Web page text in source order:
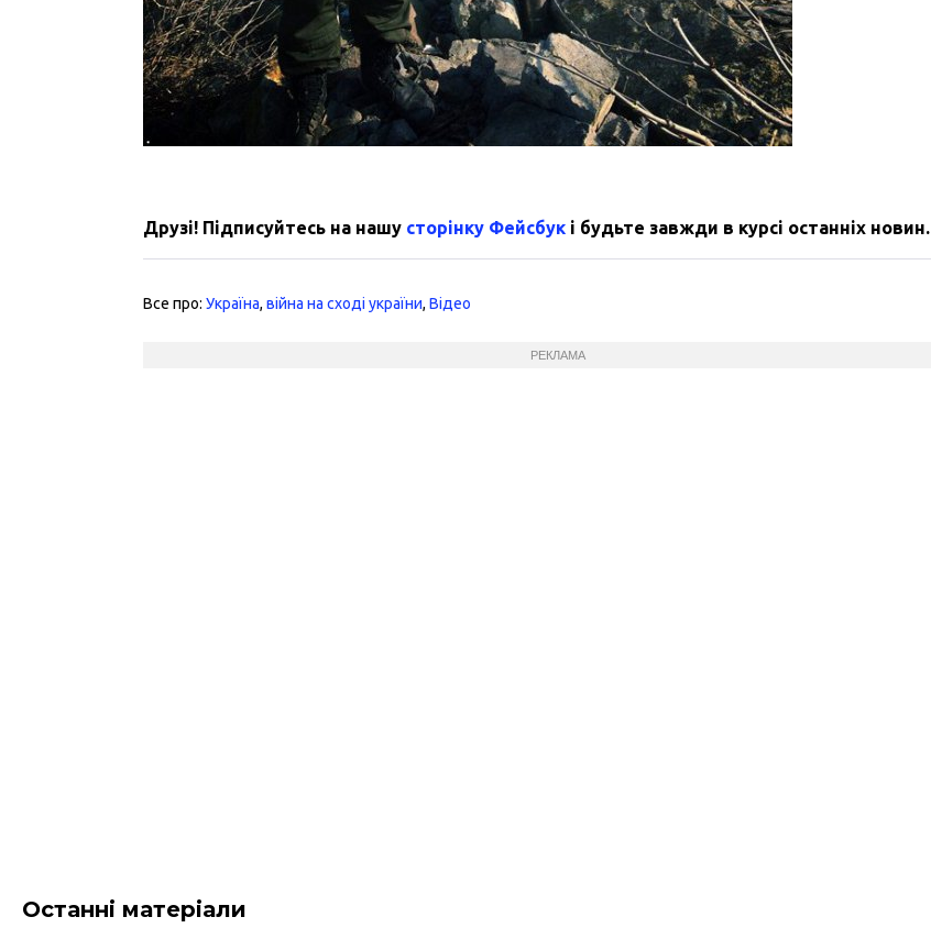
Друзі! Підписуйтесь на нашу сторінку Фейсбук і будьте завжди в курсі останніх новин.
Все про:Україна,війна на сході україни,Відео
РЕКЛАМА
Останні матеріали